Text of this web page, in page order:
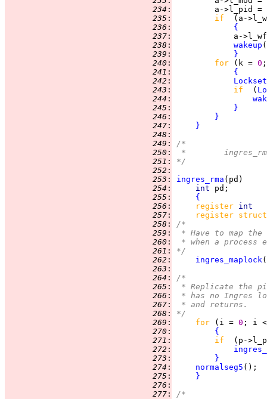
234 :
         a->l_pid =
235 : if
(a-
236 :
{
237 :
a-
238 : wakeup
239 :
}
240 : for (k = 0
241 :
{
242 :
Lockset
243 : if (
244 :
245 :
}
246 :
}
247 :
}
248 :
249 :
/*
250 :
*
251 :
*/
252 :
253 : ingres_rma
254 : int
255 :
{
256 : register
257 :
register
258 :
/*
259 :
* Have to map
260 :
* when a process
261 :
*/
262 :
ingres_maplock
263 :
264 :
/*
265 :
* Replicate the
266 :
* has no Ingres
267 :
* and returns.
268 :
*/
269 : for (i = 0 ; i
270 :
{
271 : if
(p-
272 :
273 :
}
274 : normalseg5
275 :
}
276 :
277 :
/*